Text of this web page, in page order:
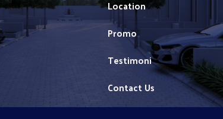
Location
Promo
Testimoni
Contact Us